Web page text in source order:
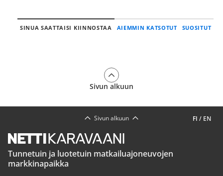
SINUA SAATTAISI KIINNOSTAA AIEMMIN KATSOTUT SUOSITUT
Sivun alkuun
FI / EN
Sivun alkuun
Tunnetuin ja luotetuin matkailuajoneuvojen
markkinapaikka